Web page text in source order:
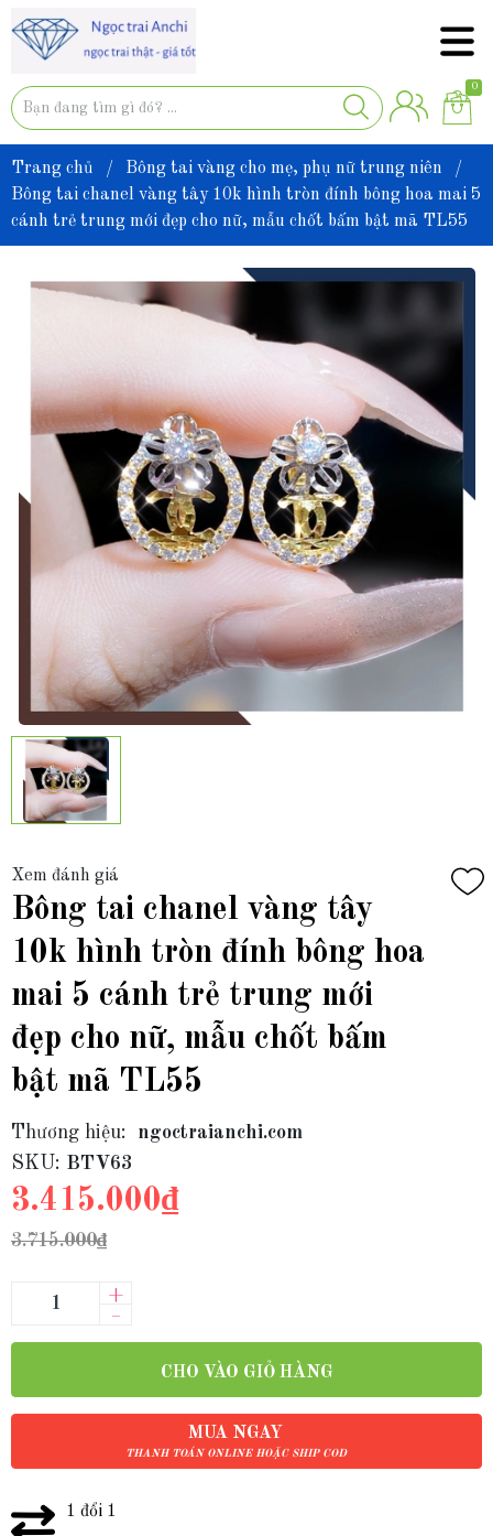
0
Trang chủ / Bông tai vàng cho mẹ, phụ nữ trung niên
/
Bông tai chanel vàng tây 10k hình tròn đính bông hoa mai 5
cánh trẻ trung mới đẹp cho nữ, mẫu chốt bấm bật mã TL55
Xem đánh giá
Bông tai chanel vàng tây
10k hình tròn đính bông hoa
mai 5 cánh trẻ trung mới
đẹp cho nữ, mẫu chốt bấm
bật mã TL55
Thương hiệu:
ngoctraianchi.com
SKU: BTV63
3.415.000₫
3.715.000₫
–
+
CHO VÀO GIỎ HÀNG
MUA NGAY
THANH TOÁN ONLINE HOẶC SHIP COD
1 đổi 1